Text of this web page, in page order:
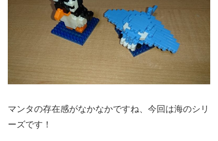
マンタの存在感がなかなかですね、今回は海のシリ
ーズです！